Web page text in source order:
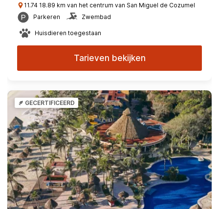
11.74 18.89 km van het centrum van San Miguel de Cozumel
Parkeren
Zwembad
Huisdieren toegestaan
Tarieven bekijken
GECERTIFICEERD